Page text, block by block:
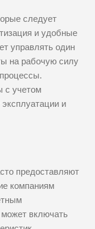
следует
и удобные
управлять один
на рабочую силу
с учетом
и
предоставляют
компаниям
включать